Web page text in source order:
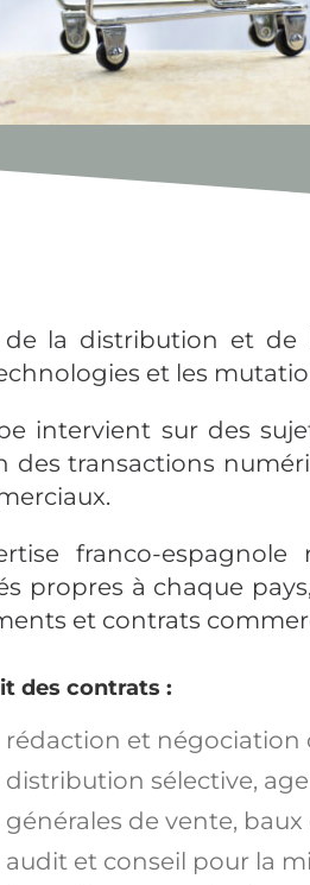
de la distribution et de
et les
intervient sur des
des transactions
franco-
propres à chaque
et contrats
des contrats :
rédaction et négociation
distribution sélective,
générales de vente, baux
audit et conseil pour la